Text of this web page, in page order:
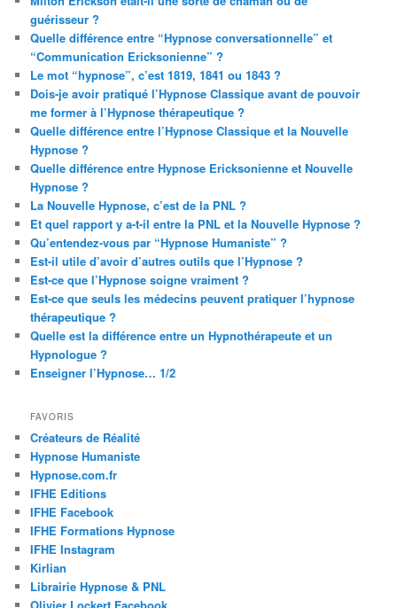
guérisseur ?
Quelle différence entre “Hypnose conversationnelle” et
“Communication Ericksonienne” ?
Le mot “hypnose”, c’est 1819, 1841 ou 1843 ?
Dois-je avoir pratiqué l’Hypnose Classique avant de pouvoir
me former à l’Hypnose thérapeutique ?
Quelle différence entre l’Hypnose Classique et la Nouvelle
Hypnose ?
Quelle différence entre Hypnose Ericksonienne et Nouvelle
Hypnose ?
La Nouvelle Hypnose, c’est de la PNL ?
Et quel rapport y a-t-il entre la PNL et la Nouvelle Hypnose ?
Qu’entendez-vous par “Hypnose Humaniste” ?
Est-il utile d’avoir d’autres outils que l’Hypnose ?
Est-ce que l’Hypnose soigne vraiment ?
Est-ce que seuls les médecins peuvent pratiquer l’hypnose
thérapeutique ?
Quelle est la différence entre un Hypnothérapeute et un
Hypnologue ?
Enseigner l’Hypnose… 1/2
FAVORIS
Créateurs de Réalité
Hypnose Humaniste
Hypnose.com.fr
IFHE Editions
IFHE Facebook
IFHE Formations Hypnose
IFHE Instagram
Kirlian
Librairie Hypnose & PNL